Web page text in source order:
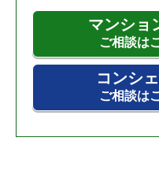
マンショ
ご相談は
コンシ
ご相談は